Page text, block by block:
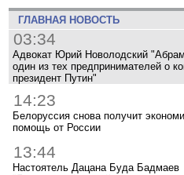
ГЛАВНАЯ НОВОСТЬ
03:34
Адвокат Юрий Новолодский
один из тех предпринимателей о
президент Путин"
14:23
Белоруссия снова получит
помощь от России
13:44
Настоятель Дацана Буда Бадмаев